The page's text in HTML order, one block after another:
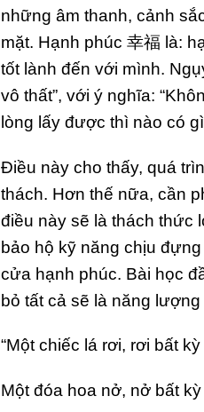
những âm thanh, cảnh
mặt. Hạnh phúc 幸福 là:
tốt lành đến với mình.
vô thất”, với ý nghĩa:
lòng lấy được thì nào có gì
Điều này cho thấy, quá
thách. Hơn thế nữa, cần
điều này sẽ là thách thức
bảo hộ kỹ năng chịu
cửa hạnh phúc. Bài học
bỏ tất cả sẽ là năng
“Một chiếc lá rơi, rơi bất
Một đóa hoa nở, nở bất